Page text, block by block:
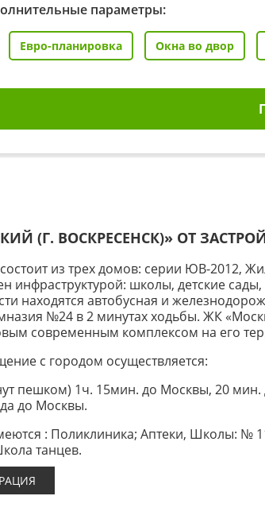
параметры:
Евро-планировка Окна во двор
(Г. ВОСКРЕСЕНСК)» ОТ
из трех домов: серии ЮВ-2012,
инфраструктурой: школы, детские
находятся автобусная и
№24 в 2 минутах ходьбы. ЖК
современным комплексом на его
с городом осуществляется:
пешком) 1ч. 15мин. до Москвы, 20
до Москвы.
: Поликлиника; Аптеки, Школы: №
танцев.